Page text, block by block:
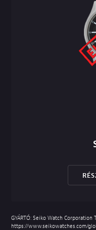
GYÁRTÓ: Seiko Watch Corporation
https://www.seikowatches.com/